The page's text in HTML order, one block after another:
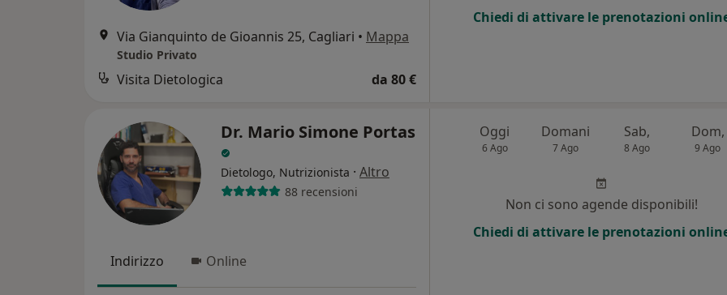
Via Gianquinto de Gioannis 25, Cagliari • Mappa
Studio Privato
Visita Dietologica da 80 €
Chiedi di attivare le prenotazioni
Dr. Mario Simone Portas
Dietologo, Nutrizionista · Altro
88 recensioni
Indirizzo Online
Oggi
6 Ago
Domani
7 Ago
Sab,
8 Ago
Dom,
9 Ago
Non ci sono agende disponibili!
Chiedi di attivare le prenotazioni